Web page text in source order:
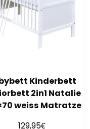
Kinderbett
2in1 Natalie
weiss Matratze
129,95€